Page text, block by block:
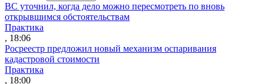
ВС уточнил, когда дело можно пересмотреть по вновь
открывшимся обстоятельствам
Практика
, 18:06
Росреестр предложил новый механизм оспаривания
кадастровой стоимости
Практика
, 18:00